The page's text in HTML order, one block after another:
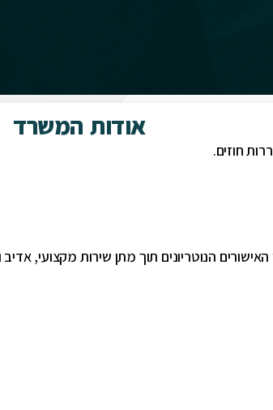
אודות המשרד
חוזים.
האישורים הנוטריונים תוך מתן שירות מקצועי, אדיב